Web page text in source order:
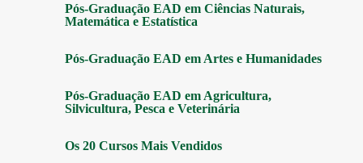
Pós-Graduação EAD em Ciências Naturais,
Matemática e Estatística
Pós-Graduação EAD em Artes e Humanidades
Pós-Graduação EAD em Agricultura,
Silvicultura, Pesca e Veterinária
Os 20 Cursos Mais Vendidos